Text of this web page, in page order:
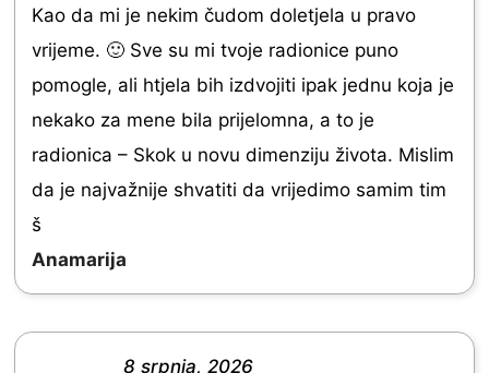
o
f
5
t
e
d
5
.
0
u
t
o
Kao da mi je nekim čudom doletjela u pravo
vrijeme. 🙂 Sve su mi tvoje radionice puno
pomogle, ali htjela bih izdvojiti ipak jednu koja je
nekako za mene bila prijelomna, a to je
radionica – Skok u novu dimenziju života. Mislim
da je najvažnije shvatiti da vrijedimo samim tim
š
Anamarija
8 srpnja, 2026